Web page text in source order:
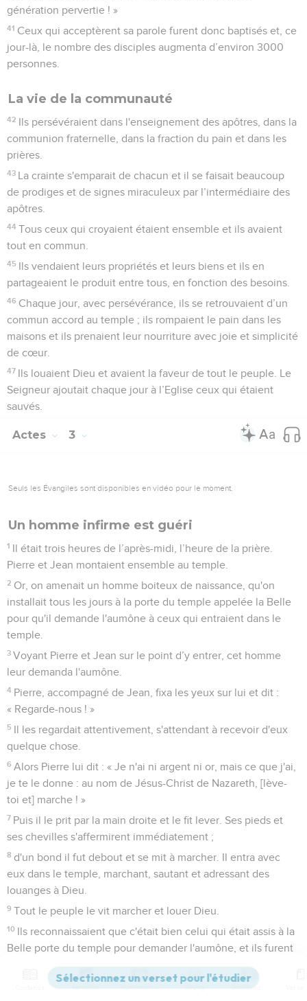
génération pervertie ! »
41 Ceux qui acceptèrent sa parole furent donc baptisés et, ce
jour-là, le nombre des disciples augmenta d’environ 3000
personnes.
La vie de la communauté
42 Ils persévéraient dans l'enseignement des apôtres, dans la
communion fraternelle, dans la fraction du pain et dans les
prières.
43 La crainte s'emparait de chacun et il se faisait beaucoup
de prodiges et de signes miraculeux par l’intermédiaire des
apôtres.
44 Tous ceux qui croyaient étaient ensemble et ils avaient
tout en commun.
45 Ils vendaient leurs propriétés et leurs biens et ils en
partageaient le produit entre tous, en fonction des besoins.
46 Chaque jour, avec persévérance, ils se retrouvaient d’un
commun accord au temple ; ils rompaient le pain dans les
maisons et ils prenaient leur nourriture avec joie et simplicité
de cœur.
47 Ils louaient Dieu et avaient la faveur de tout le peuple. Le
Seigneur ajoutait chaque jour à l’Eglise ceux qui étaient
sauvés.
Actes 3
Seuls les Évangiles sont disponibles en vidéo pour le moment.
Un homme infirme est guéri
1 Il était trois heures de l’après-midi, l’heure de la prière.
Pierre et Jean montaient ensemble au temple.
2 Or, on amenait un homme boiteux de naissance, qu'on
installait tous les jours à la porte du temple appelée la Belle
pour qu'il demande l'aumône à ceux qui entraient dans le
temple.
3 Voyant Pierre et Jean sur le point d’y entrer, cet homme
leur demanda l'aumône.
4 Pierre, accompagné de Jean, fixa les yeux sur lui et dit :
« Regarde-nous ! »
5 Il les regardait attentivement, s'attendant à recevoir d'eux
quelque chose.
6 Alors Pierre lui dit : « Je n'ai ni argent ni or, mais ce que j'ai,
je te le donne : au nom de Jésus-Christ de Nazareth, [lève-
toi et] marche ! »
7 Puis il le prit par la main droite et le fit lever. Ses pieds et
ses chevilles s'affermirent immédiatement ;
8 d'un bond il fut debout et se mit à marcher. Il entra avec
eux dans le temple, marchant, sautant et adressant des
louanges à Dieu.
9 Tout le peuple le vit marcher et louer Dieu.
10 Ils reconnaissaient que c'était bien celui qui était assis à la
Belle porte du temple pour demander l'aumône, et ils furent
remplis d'étonnement et de stupeur à cause de ce qui lui
était arrivé.
Versions Commentaires Strong